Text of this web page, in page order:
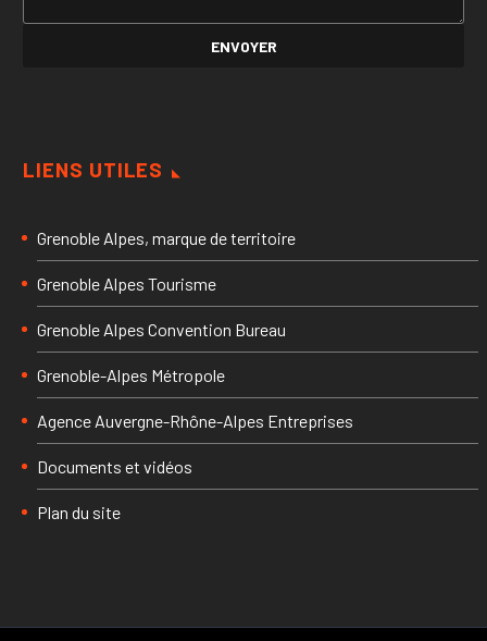
LIENS UTILES
Grenoble Alpes, marque de territoire
Grenoble Alpes Tourisme
Grenoble Alpes Convention Bureau
Grenoble-Alpes Métropole
Agence Auvergne-Rhône-Alpes Entreprises
Documents et vidéos
Plan du site